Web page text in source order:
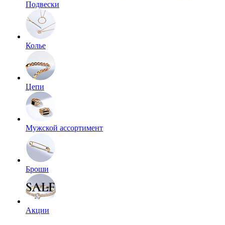
Подвески
Колье
Цепи
Мужской ассортимент
Броши
Акции